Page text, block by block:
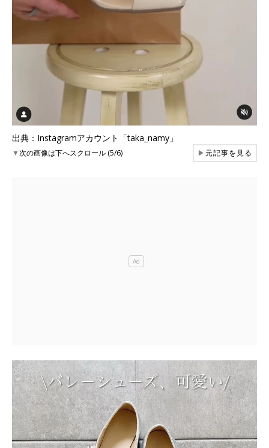
出典：Instagramアカウント「taka_namy」
▼次の画像は下へスクロール (5/6) ▶元記事を見る